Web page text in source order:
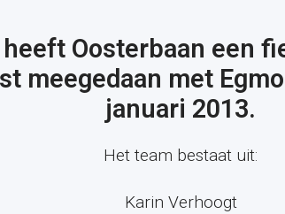
Oosterbaan een
meegedaan met
januari 2013.
Het team bestaat uit:
Karin Verhoogt